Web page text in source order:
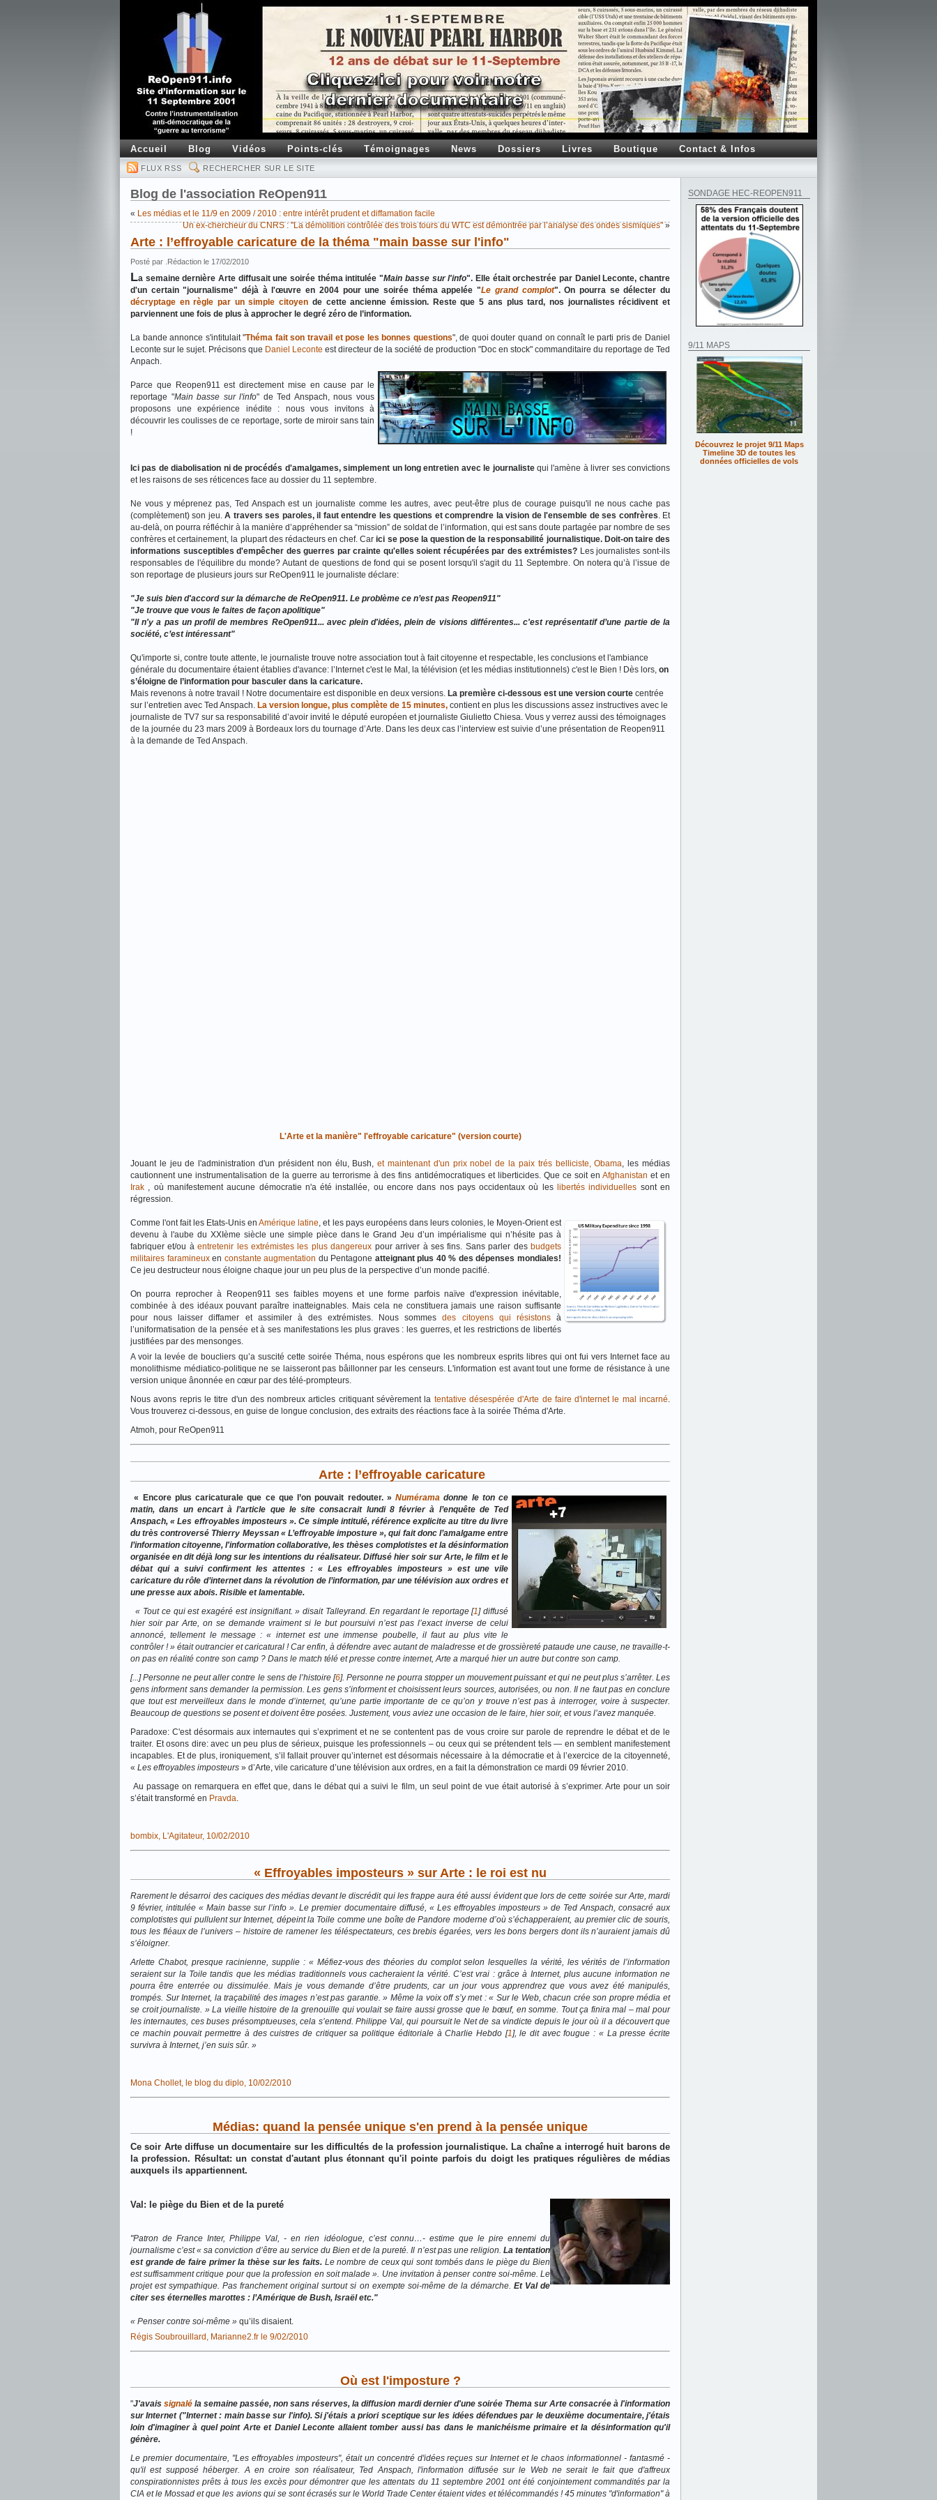
Accueil Blog Vidéos Points-clés Témoignages News Dossiers Livres Boutique Contact & Infos
FLUX RSS RECHERCHER SUR LE SITE
Blog de l'association ReOpen911
« Les médias et le 11/9 en 2009 / 2010 : entre intérêt prudent et diffamation facile
Un ex-chercheur du CNRS : "La démolition contrôlée des trois tours du WTC est démontrée par l’analyse des ondes sismiques"»
Arte : l’effroyable caricature de la théma "main basse sur l'info"
Posté par .Rédaction le 17/02/2010
La semaine dernière Arte diffusait une soirée théma intitulée "Main basse sur l'info". Elle était orchestrée par Daniel Leconte, chantre
d'un certain "journalisme" déjà à l'œuvre en 2004 pour une soirée théma appelée "Le grand complot". On pourra se délecter du
décryptage en règle par un simple citoyen de cette ancienne émission. Reste que 5 ans plus tard, nos journalistes récidivent et
parviennent une fois de plus à approcher le degré zéro de l’information.
La bande annonce s'intitulait "Théma fait son travail et pose les bonnes questions", de quoi douter quand on connaît le parti pris de Daniel
Leconte sur le sujet. Précisons que Daniel Leconte est directeur de la société de production "Doc en stock" commanditaire du reportage de Ted
Anpach.
Parce que Reopen911 est directement mise en cause par le
reportage "Main basse sur l'info" de Ted Anspach, nous vous
proposons une expérience inédite : nous vous invitons à
découvrir les coulisses de ce reportage, sorte de miroir sans tain
!
Ici pas de diabolisation ni de procédés d'amalgames, simplement un long entretien avec le journalistequi l'amène à livrer ses convictions
et les raisons de ses réticences face au dossier du 11 septembre.
Ne vous y méprenez pas, Ted Anspach est un journaliste comme les autres, avec peut-être plus de courage puisqu'il ne nous cache pas
(complètement) son jeu.A travers ses paroles, il faut entendre les questions et comprendre la vision de l'ensemble de ses confrères. Et
au-delà, on pourra réfléchir à la manière d’appréhender sa “mission” de soldat de l’information, qui est sans doute partagée par nombre de ses
confrères et certainement, la plupart des rédacteurs en chef. Carici se pose la question de la responsabilité journalistique. Doit-on taire des
informations susceptibles d'empêcher des guerres par crainte qu'elles soient récupérées par des extrémistes? Les journalistes sont-ils
responsables de l'équilibre du monde? Autant de questions de fond qui se posent lorsqu'il s'agit du 11 Septembre. On notera qu’à l’issue de
son reportage de plusieurs jours sur ReOpen911 le journaliste déclare:
"Je suis bien d'accord sur la démarche de ReOpen911. Le problème ce n’est pas Reopen911"
"Je trouve que vous le faites de façon apolitique"
"Il n'y a pas un profil de membres ReOpen911... avec plein d'idées, plein de visions différentes... c'estreprésentatif d’une partie de la
société, c’est intéressant"
Qu'importe si, contre toute attente, le journaliste trouve notre association tout à fait citoyenne et respectable, les conclusions et l'ambiance
générale du documentaire étaient établies d'avance: l’Internet c'est le Mal, la télévision (et les médias institutionnels) c'est le Bien ! Dès lors, on
s’éloigne de l’information pour basculer dans la caricature.
Mais revenons à notre travail ! Notre documentaire est disponible en deux versions. La première ci-dessous est une version courte centrée
sur l’entretien avec Ted Anspach. La version longue, plus complète de 15 minutes, contient en plus les discussions assez instructives avec le
journaliste de TV7 sur sa responsabilité d’avoir invité le député européen et journaliste Giulietto Chiesa. Vous y verrez aussi des témoignages
de la journée du 23 mars 2009 à Bordeaux lors du tournage d’Arte. Dans les deux cas l’interview est suivie d’une présentation de Reopen911
à la demande de Ted Anspach.
L'Arte et la manière" l'effroyable caricature" (version courte)
Jouant le jeu de l'administration d'un président non élu, Bush,et maintenant d'un prix nobel de la paix trés belliciste, Obama, les médias
cautionnent une instrumentalisation de la guerre au terrorisme à des fins antidémocratiques et liberticides. Que ce soit en Afghanistan et en
Irak , où manifestement aucune démocratie n'a été installée, ou encore dans nos pays occidentaux où les libertés individuelles sont en
régression.
Comme l'ont fait les Etats-Unis enAmérique latine, et les pays européens dans leurs colonies, le Moyen-Orient est
devenu à l'aube du XXIème siècle une simple pièce dans le Grand Jeu d’un impérialisme qui n’hésite pas à
fabriquer et/ou àentretenir les extrémistes les plus dangereux pour arriver à ses fins. Sans parler des budgets
militaires faramineuxen constante augmentation du Pentagone atteignant plus 40 % des dépenses mondiales!
Ce jeu destructeur nous éloigne chaque jour un peu plus de la perspective d’un monde pacifié.
On pourra reprocher à Reopen911 ses faibles moyens et une forme parfois naïve d'expression inévitable,
combinée à des idéaux pouvant paraître inatteignables. Mais cela ne constituera jamais une raison suffisante
pour nous laisser diffamer et assimiler à des extrémistes. Nous sommesdes citoyens qui résistonsà
l’uniformatisation de la pensée et à ses manifestations les plus graves : les guerres, et les restrictions de libertés
justifiées par des mensonges.
A voir la levée de boucliers qu’a suscité cette soirée Théma, nous espérons que les nombreux esprits libres qui ont fui vers Internet face au
monolithisme médiatico-politique ne se laisseront pas bâillonner par les censeurs. L'information est avant tout une forme de résistance à une
version unique ânonnée en cœur par des télé-prompteurs.
Nous avons repris le titre d'un des nombreux articles critiquant sévèrement la tentative désespérée d'Arte de faire d'internet le mal incarné.
Vous trouverez ci-dessous, en guise de longue conclusion, des extraits des réactions face à la soirée Théma d'Arte.
Atmoh, pour ReOpen911
Arte : l’effroyable caricature
« Encore plus caricaturale que ce que l’on pouvait redouter. » Numérama donne le ton ce
matin, dans un encart à l’article que le site consacrait lundi 8 février à l’enquête de Ted
Anspach, « Les effroyables imposteurs ». Ce simple intitulé, référence explicite au titre du livre
du très controversé Thierry Meyssan « L’effroyable imposture », qui fait donc l’amalgame entre
l’information citoyenne, l'information collaborative, les thèses complotistes et la désinformation
organisée en dit déjà long sur les intentions du réalisateur. Diffusé hier soir sur Arte, le film et le
débat qui a suivi confirment les attentes : « Les effroyables imposteurs » est une vile
caricature du rôle d’internet dans la révolution de l’information, par une télévision aux ordres et
une presse aux abois. Risible et lamentable.
« Tout ce qui est exagéré est insignifiant. » disait Talleyrand. En regardant le reportage [1] diffusé
hier soir par Arte, on se demande vraiment si le but poursuivi n’est pas l’exact inverse de celui
annoncé, tellement le message : « internet est une immense poubelle, il faut au plus vite le
contrôler ! » était outrancier et caricatural ! Car enfin, à défendre avec autant de maladresse et de grossièreté pataude une cause, ne travaille-t-
on pas en réalité contre son camp ? Dans le match télé et presse contre internet, Arte a marqué hier un autre but contre son camp.
[...] Personne ne peut aller contre le sens de l’histoire [6]. Personne ne pourra stopper un mouvement puissant et qui ne peut plus s’arrêter. Les
gens informent sans demander la permission. Les gens s’informent et choisissent leurs sources, autorisées, ou non. Il ne faut pas en conclure
que tout est merveilleux dans le monde d’internet, qu’une partie importante de ce qu’on y trouve n’est pas à interroger, voire à suspecter.
Beaucoup de questions se posent et doivent être posées. Justement, vous aviez une occasion de le faire, hier soir, et vous l’avez manquée.
Paradoxe: C'est désormais aux internautes qui s’expriment et ne se contentent pas de vous croire sur parole de reprendre le débat et de le
traiter. Et osons dire: avec un peu plus de sérieux, puisque les professionnels – ou ceux qui se prétendent tels — en semblent manifestement
incapables. Et de plus, ironiquement, s’il fallait prouver qu’internet est désormais nécessaire à la démocratie et à l’exercice de la citoyenneté,
« Les effroyables imposteurs » d’Arte, vile caricature d’une télévision aux ordres, en a fait la démonstration ce mardi 09 février 2010.
Au passage on remarquera en effet que, dans le débat qui a suivi le film, un seul point de vue était autorisé à s’exprimer. Arte pour un soir
s’était transformé en Pravda.
bombix, L'Agitateur, 10/02/2010
« Effroyables imposteurs » sur Arte : le roi est nu
Rarement le désarroi des caciques des médias devant le discrédit qui les frappe aura été aussi évident que lors de cette soirée sur Arte, mardi
9 février, intitulée « Main basse sur l’info ». Le premier documentaire diffusé, « Les effroyables imposteurs » de Ted Anspach, consacré aux
complotistes qui pullulent sur Internet, dépeint la Toile comme une boîte de Pandore moderne d’où s’échapperaient, au premier clic de souris,
tous les fléaux de l’univers – histoire de ramener les téléspectateurs, ces brebis égarées, vers les bons bergers dont ils n’auraient jamais dû
s’éloigner.
Arlette Chabot, presque racinienne, supplie : « Méfiez-vous des théories du complot selon lesquelles la vérité, les vérités de l’information
seraient sur la Toile tandis que les médias traditionnels vous cacheraient la vérité. C’est vrai : grâce à Internet, plus aucune information ne
pourra être enterrée ou dissimulée. Mais je vous demande d’être prudents, car un jour vous apprendrez que vous avez été manipulés,
trompés. Sur Internet, la traçabilité des images n’est pas garantie. » Même la voix off s’y met : « Sur le Web, chacun crée son propre média et
se croit journaliste. » La vieille histoire de la grenouille qui voulait se faire aussi grosse que le bœuf, en somme. Tout ça finira mal – mal pour
les internautes, ces buses présomptueuses, cela s’entend. Philippe Val, qui poursuit le Net de sa vindicte depuis le jour où il a découvert que
ce machin pouvait permettre à des cuistres de critiquer sa politique éditoriale à Charlie Hebdo [1], le dit avec fougue : « La presse écrite
survivra à Internet, j’en suis sûr. »
Mona Chollet, le blog du diplo, 10/02/2010
Médias: quand la pensée unique s'en prend à la pensée unique
Ce soir Arte diffuse un documentaire sur les difficultés de la profession journalistique. La chaîne a interrogé huit barons de
la profession. Résultat: un constat d'autant plus étonnant qu'il pointe parfois du doigt les pratiques régulières de médias
auxquels ils appartiennent.
Val: le piège du Bien et de la pureté
"Patron de France Inter, Philippe Val, - en rien idéologue, c’est connu…- estime que le pire ennemi du
journalisme c’est « sa conviction d’être au service du Bien et de la pureté. Il n’est pas une religion. La tentation
est grande de faire primer la thèse sur les faits. Le nombre de ceux qui sont tombés dans le piège du Bien
est suffisamment critique pour que la profession en soit malade ». Une invitation à penser contre soi-même. Le
projet est sympathique. Pas franchement original surtout si on exempte soi-même de la démarche. Et Val de
citer ses éternelles marottes : l’Amérique de Bush, Israël etc."
« Penser contre soi-même » qu’ils disaient.
Régis Soubrouillard, Marianne2.fr le 9/02/2010
Où est l'imposture ?
"J'avaissignalé la semaine passée, non sans réserves, la diffusion mardi dernier d'une soirée Thema sur Arte consacrée à l'information
sur Internet ("Internet : main basse sur l'info). Si j'étais a priori sceptique sur les idées défendues par le deuxième documentaire, j'étais
loin d'imaginer à quel point Arte et Daniel Leconte allaient tomber aussi bas dans le manichéisme primaire et la désinformation qu'il
génère.
Le premier documentaire, "Les effroyables imposteurs", était un concentré d'idées reçues sur Internet et le chaos informationnel - fantasmé -
qu'il est supposé héberger. A en croire son réalisateur, Ted Anspach, l'information diffusée sur le Web ne serait le fait que d'affreux
conspirationnistes prêts à tous les excès pour démontrer que les attentats du 11 septembre 2001 ont été conjointement commandités par la
CIA et le Mossad et que les avions qui se sont écrasés sur le World Trade Center étaient vides et télécommandés ! 45 minutes "d'information" à
SONDAGE HEC-REOPEN911
9/11 MAPS
Découvrez le projet 9/11 Maps
Timeline 3D de toutes les
données officielles de vols